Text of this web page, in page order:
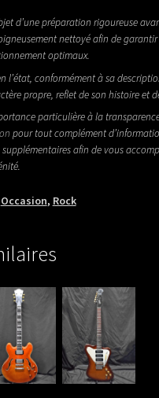
d’une préparation rigoureuse
nettoyé afin de
optimaux.
l’état, conformément à sa
propre, reflet de son histoire et
particulière à la
pour tout complément
afin de vous
Occasion, Rock